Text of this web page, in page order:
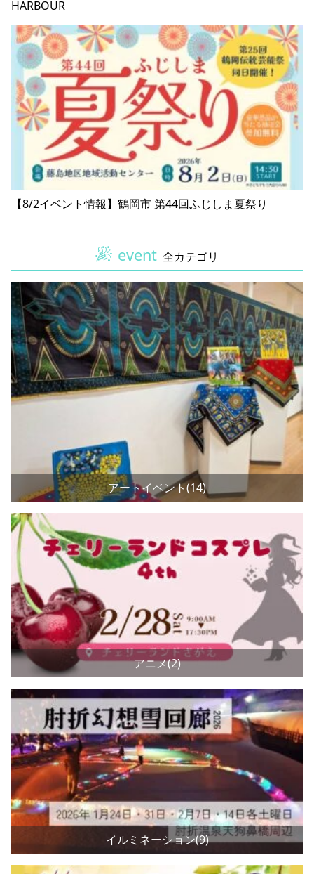
HARBOUR
【8/2イベント情報】鶴岡市 第44回ふじしま夏祭り
event 全カテゴリ
アートイベント(14)
アニメ(2)
イルミネーション(9)